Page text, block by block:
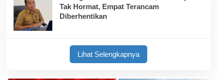
Tak Hormat, Empat Terancam
Diberhentikan
Lihat Selengkapnya